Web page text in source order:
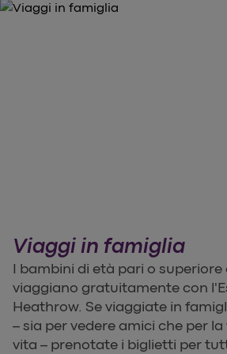
Viaggi in famiglia
I bambini di età pari o superiore
viaggiano gratuitamente con
Heathrow. Se viaggiate in
– sia per vedere amici che per
vita – prenotate i biglietti per